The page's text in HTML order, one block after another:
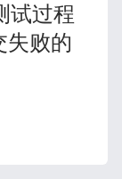
试过程
失败的